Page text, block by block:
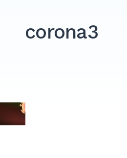
corona3